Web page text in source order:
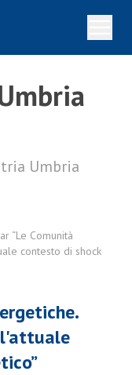
Umbria
“Le Comunità
contesto di shock